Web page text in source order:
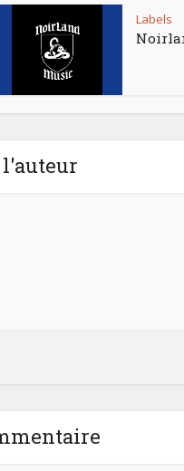
Labels
l'auteur